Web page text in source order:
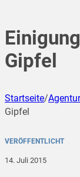
Gipfel
Startseite/
Gipfel
VERÖFFENTLICHT
14. Juli 2015